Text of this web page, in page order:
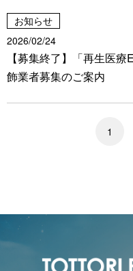
お知らせ
2026/02/24
【募集終了】「再生医
飾業者募集のご案内
1